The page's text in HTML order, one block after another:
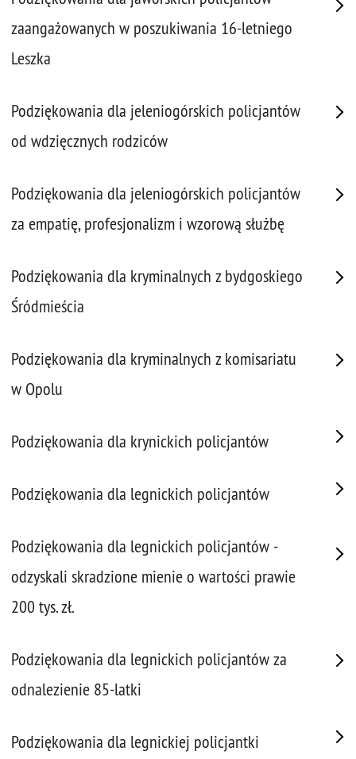
zaangażowanych w poszukiwania 16-letniego
Leszka
Podziękowania dla jeleniogórskich policjantów
od wdzięcznych rodziców
Podziękowania dla jeleniogórskich policjantów
za empatię, profesjonalizm i wzorową służbę
Podziękowania dla kryminalnych z bydgoskiego
Śródmieścia
Podziękowania dla kryminalnych z komisariatu
w Opolu
Podziękowania dla krynickich policjantów
Podziękowania dla legnickich policjantów
Podziękowania dla legnickich policjantów -
odzyskali skradzione mienie o wartości prawie
200 tys. zł.
Podziękowania dla legnickich policjantów za
odnalezienie 85-latki
Podziękowania dla legnickiej policjantki